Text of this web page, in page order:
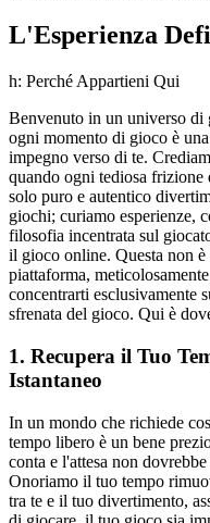
L'Esperienza
h: Perché Appartieni Qui
Benvenuto in un universo di
ogni momento di gioco è
impegno verso di te.
quando ogni tediosa frizione
solo puro e autentico
giochi; curiamo esperienze,
filosofia incentrata sul
il gioco online. Questa non
piattaforma,
concentrarti esclusivamente
sfrenata del gioco. Qui è
1. Recupera il Tuo
Istantaneo
In un mondo che richiede
tempo libero è un bene
conta e l'attesa non
Onoriamo il tuo tempo
tra te e il tuo divertimento,